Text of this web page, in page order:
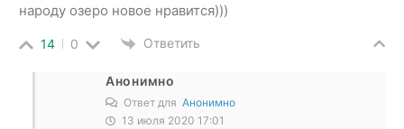
народу озеро новое нравится)))
14 0 Ответить
Анонимно
Ответ для Анонимно
13 июля 2020 17:01